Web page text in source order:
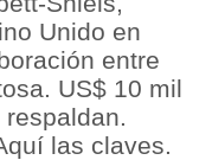
Unido en
entre
US$ 10 mil
las claves.